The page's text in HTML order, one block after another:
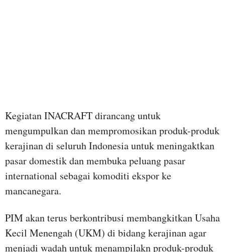
Kegiatan INACRAFT dirancang untuk
mengumpulkan dan mempromosikan produk-produk
kerajinan di seluruh Indonesia untuk meningaktkan
pasar domestik dan membuka peluang pasar
international sebagai komoditi ekspor ke
mancanegara.
PIM akan terus berkontribusi membangkitkan Usaha
Kecil Menengah (UKM) di bidang kerajinan agar
menjadi wadah untuk menampilakn produk-produk